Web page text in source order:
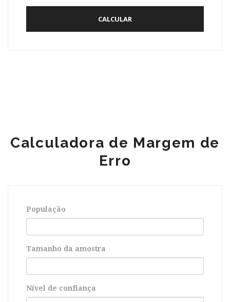
Calculadora de Margem de
Erro
População
Tamanho da amostra
Nível de confiança